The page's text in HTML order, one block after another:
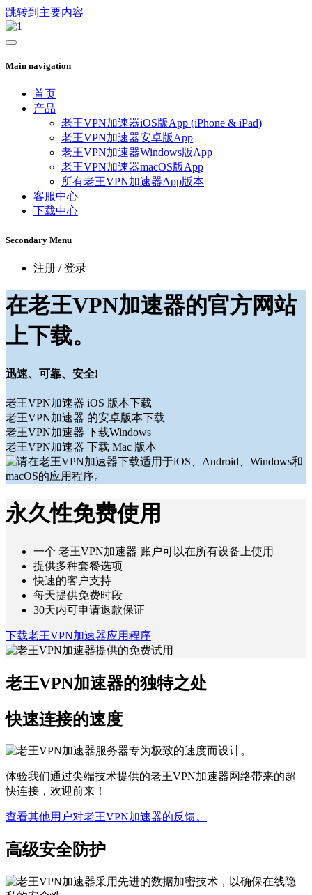
跳转到主要内容
Main navigation
首页
产品
老王VPN加速器iOS版App (iPhone & iPad)
老王VPN加速器安卓版App
老王VPN加速器Windows版App
老王VPN加速器macOS版App
所有老王VPN加速器App版本
客服中心
下载中心
Secondary Menu
注册 / 登录
在老王VPN加速器的官方网站
上下载。
迅速、可靠、安全!
老王VPN加速器 iOS 版本下载
老王VPN加速器 的安卓版本下载
老王VPN加速器 下载Windows
老王VPN加速器 下载 Mac 版本
永久性免费使用
一个 老王VPN加速器 账户可以在所有设备上使用
提供多种套餐选项
快速的客户支持
每天提供免费时段
30天内可申请退款保证
下载老王VPN加速器应用程序
老王VPN加速器的独特之处
快速连接的速度
体验我们通过尖端技术提供的老王VPN加速器网络带来的超
快连接，欢迎前来！
查看其他用户对老王VPN加速器的反馈。
高级安全防护